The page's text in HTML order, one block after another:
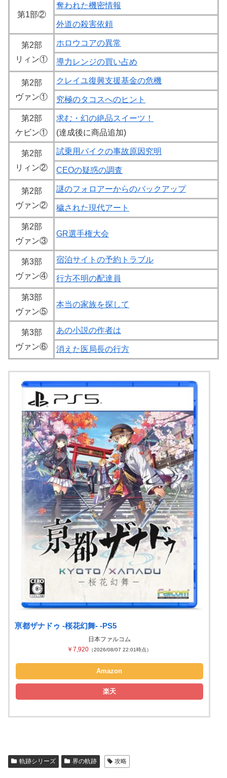
第1部②
奪われた機密情報
外道の殺害依頼
第2部
リィン①
ホロウコアの異常
導力レンジの買い占め
第2部
ヴァン①
クレイユ復興支援基金の危機
究極のタコスへのヒント
第2部
ケビン①
求む・幻の絶品スイーツ！
(達成後に商品追加)
第2部
リィン②
試乗用バイクの事故原因究明
CEOの疑惑の調査
第2部
ヴァン②
謎のフォロアーからのバックアップ
穢された現代アート
第2部
ヴァン③
GR選手権大会
第3部
ヴァン④
宿泊サイトの予約トラブル
行方不明の配達員
第3部
ヴァン⑤
本当の家族を探して
第3部
ヴァン⑥
あの小説の作者は
消えた医局長の行方
亰都ザナドゥ -桜花幻舞- -PS5
日本ファルコム
￥7,920 （2026/08/07 22:01時点）
Amazon
楽天
軌跡シリーズ 界の軌跡 攻略